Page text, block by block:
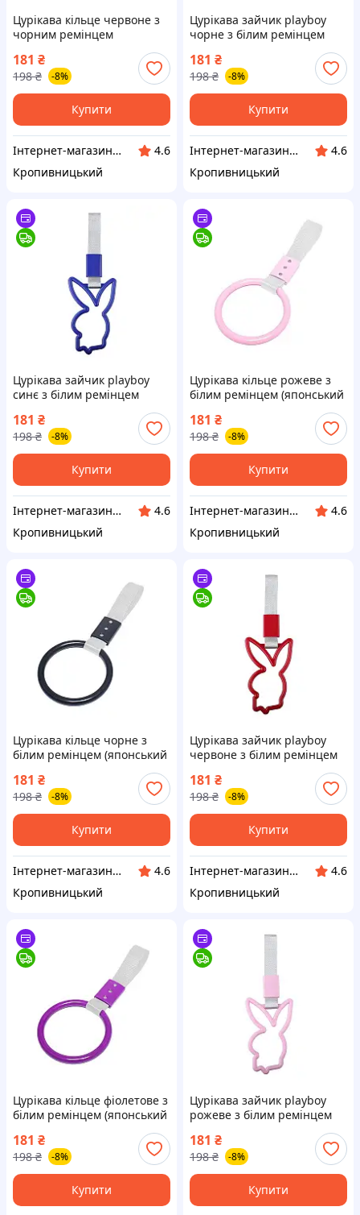
Цурікава кільце червоне з
чорним ремінцем
(японський поручень JDM)
(вр-во Завод) CH
181 ₴
198 ₴ -8%
Купити
Інтернет-магазин "Запчастинки"
4.6
Кропивницький
Цурікава зайчик playboy
чорне з білим ремінцем
(японський поручень JDM)
(вр-во Завод) CH
181 ₴
198 ₴ -8%
Купити
Інтернет-магазин "Запчастинки"
4.6
Кропивницький
Цурікава зайчик playboy
синє з білим ремінцем
(японський поручень JDM)
(вр-во Завод) CH
181 ₴
198 ₴ -8%
Купити
Інтернет-магазин "Запчастинки"
4.6
Кропивницький
Цурікава кільце рожеве з
білим ремінцем (японський
поручень JDM) (вр-во Завод)
CH
181 ₴
198 ₴ -8%
Купити
Інтернет-магазин "Запчастинки"
4.6
Кропивницький
Цурікава кільце чорне з
білим ремінцем (японський
поручень JDM) (вр-во Завод)
CH
181 ₴
198 ₴ -8%
Купити
Інтернет-магазин "Запчастинки"
4.6
Кропивницький
Цурікава зайчик playboy
червоне з білим ремінцем
(японський поручень JDM)
(вр-во Завод) CH
181 ₴
198 ₴ -8%
Купити
Інтернет-магазин "Запчастинки"
4.6
Кропивницький
Цурікава кільце фіолетове з
білим ремінцем (японський
поручень JDM) (вр-во Завод)
CH
181 ₴
198 ₴ -8%
Купити
Цурікава зайчик playboy
рожеве з білим ремінцем
(японський поручень JDM)
(вр-во Завод) CH
181 ₴
198 ₴ -8%
Купити